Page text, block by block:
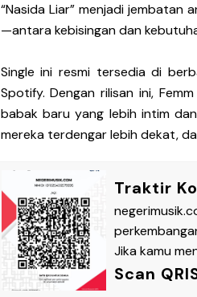
“Nasida Liar” menjadi
—antara kebisingan dan
Single ini resmi tersedia di
Spotify. Dengan rilisan ini,
babak baru yang lebih intim
mereka terdengar lebih dekat,
Traktir
Jika kamu
Scan